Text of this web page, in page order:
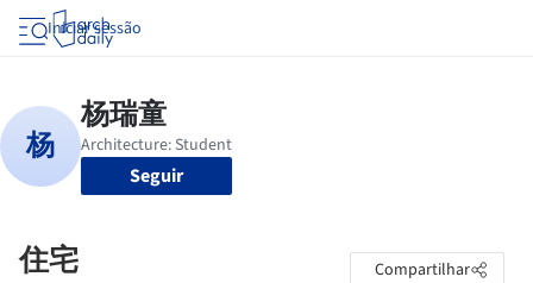
Iniciar sessão
Seguir
住宅 Compartilhar